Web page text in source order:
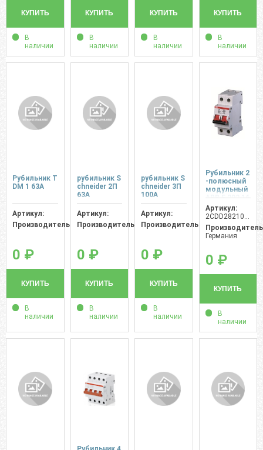
КУПИТЬ
В
наличии
КУПИТЬ
В
наличии
КУПИТЬ
В
наличии
КУПИТЬ
В
наличии
Рубильник T
DM 1 63A
Артикул:
Производитель:
0 ₽
КУПИТЬ
В
наличии
рубильник S
сhnеider 2П
63А
Артикул:
Производитель:
0 ₽
КУПИТЬ
В
наличии
рубильник S
сhnеider 3П
100А
Артикул:
Производитель:
0 ₽
КУПИТЬ
В
наличии
Рубильник 2
-полюсный
модульный
АВВ Е 202 16
А
Артикул:
2CDD282101R0016
Германия
0 ₽
КУПИТЬ
В
наличии